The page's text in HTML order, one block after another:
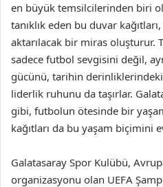
en büyük temsilcilerinden biri
tanıklık eden bu duvar
aktarılacak bir miras oluşturur.
sadece futbol sevgisini değil,
gücünü, tarihin
liderlik ruhunu da taşırlar.
gibi, futbolun ötesinde bir
kağıtları da bu yaşam biçimini
Galatasaray Spor Kulübü,
organizasyonu olan UEFA